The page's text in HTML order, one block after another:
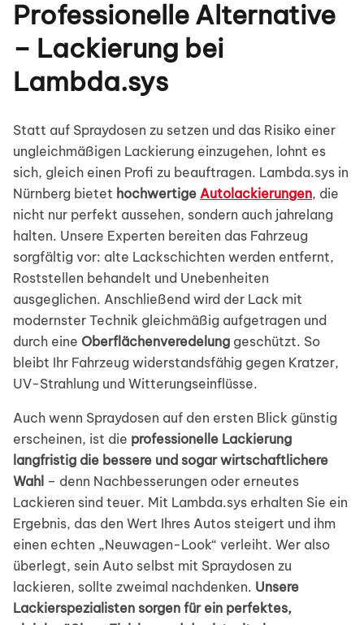
Professionelle Alternative
– Lackierung bei
Lambda.sys
Statt auf Spraydosen zu setzen und das Risiko einer
ungleichmäßigen Lackierung einzugehen, lohnt es
sich, gleich einen Profi zu beauftragen. Lambda.sys in
Nürnberg bietet hochwertige Autolackierungen, die
nicht nur perfekt aussehen, sondern auch jahrelang
halten. Unsere Experten bereiten das Fahrzeug
sorgfältig vor: alte Lackschichten werden entfernt,
Roststellen behandelt und Unebenheiten
ausgeglichen. Anschließend wird der Lack mit
modernster Technik gleichmäßig aufgetragen und
durch eine Oberflächenveredelung geschützt. So
bleibt Ihr Fahrzeug widerstandsfähig gegen Kratzer,
UV-Strahlung und Witterungseinflüsse.
Auch wenn Spraydosen auf den ersten Blick günstig
erscheinen, ist die professionelle Lackierung
langfristig die bessere und sogar wirtschaftlichere
Wahl – denn Nachbesserungen oder erneutes
Lackieren sind teuer. Mit Lambda.sys erhalten Sie ein
Ergebnis, das den Wert Ihres Autos steigert und ihm
einen echten „Neuwagen-Look“ verleiht. Wer also
überlegt, sein Auto selbst mit Spraydosen zu
lackieren, sollte zweimal nachdenken. Unsere
Lackierspezialisten sorgen für ein perfektes,